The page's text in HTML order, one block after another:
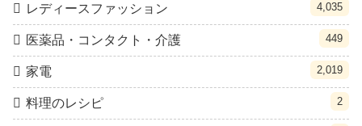
レディースファッション 4,035
医薬品・コンタクト・介護 449
家電 2,019
料理のレシピ 2